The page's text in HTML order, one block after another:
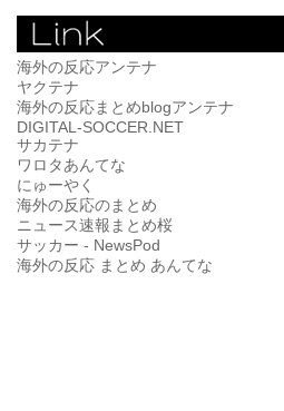
海外の反応アンテナ
ヤクテナ
海外の反応まとめblogアンテナ
DIGITAL-SOCCER.NET
サカテナ
ワロタあんてな
にゅーやく
海外の反応のまとめ
ニュース速報まとめ桜
サッカー - NewsPod
海外の反応 まとめ あんてな